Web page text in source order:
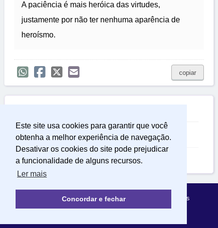
Este site usa cookies para garantir que você
obtenha a melhor experiência de navegação.
Desativar os cookies do site pode prejudicar
a funcionalidade de alguns recursos.
Ler mais
Concordar e fechar
A paciência é mais heróica das virtudes,
justamente por não ter nenhuma aparência de
heroísmo.
copiar
Paciência Frases
Frases de Desafio
Política de Privacidade Sobre Mensagens Mágicas